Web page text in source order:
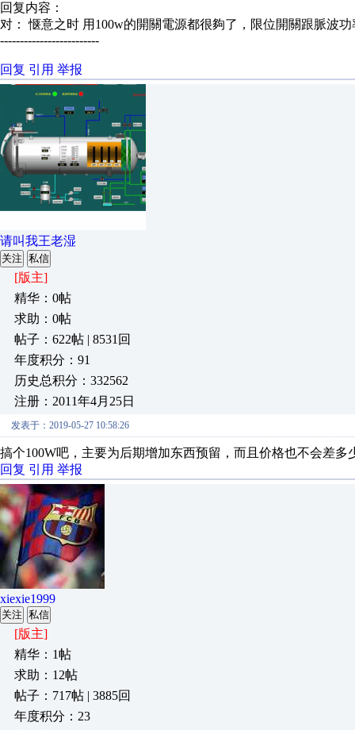
回复内容：
对： 惬意之时 用100w的開關電源都很夠了，限位開關跟脈波
-------------------------
回复 引用 举报
请叫我王老湿
关注 私信
[版主]
精华：0帖
求助：0帖
帖子：622帖 | 8531回
年度积分：91
历史总积分：332562
注册：2011年4月25日
发表于：2019-05-27 10:58:26
搞个100W吧，主要为后期增加东西预留，而且价格也不会差多
回复 引用 举报
xiexie1999
关注 私信
[版主]
精华：1帖
求助：12帖
帖子：717帖 | 3885回
年度积分：23